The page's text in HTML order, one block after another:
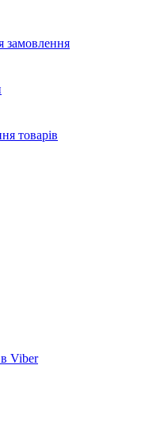
замовлення
товарів
Viber